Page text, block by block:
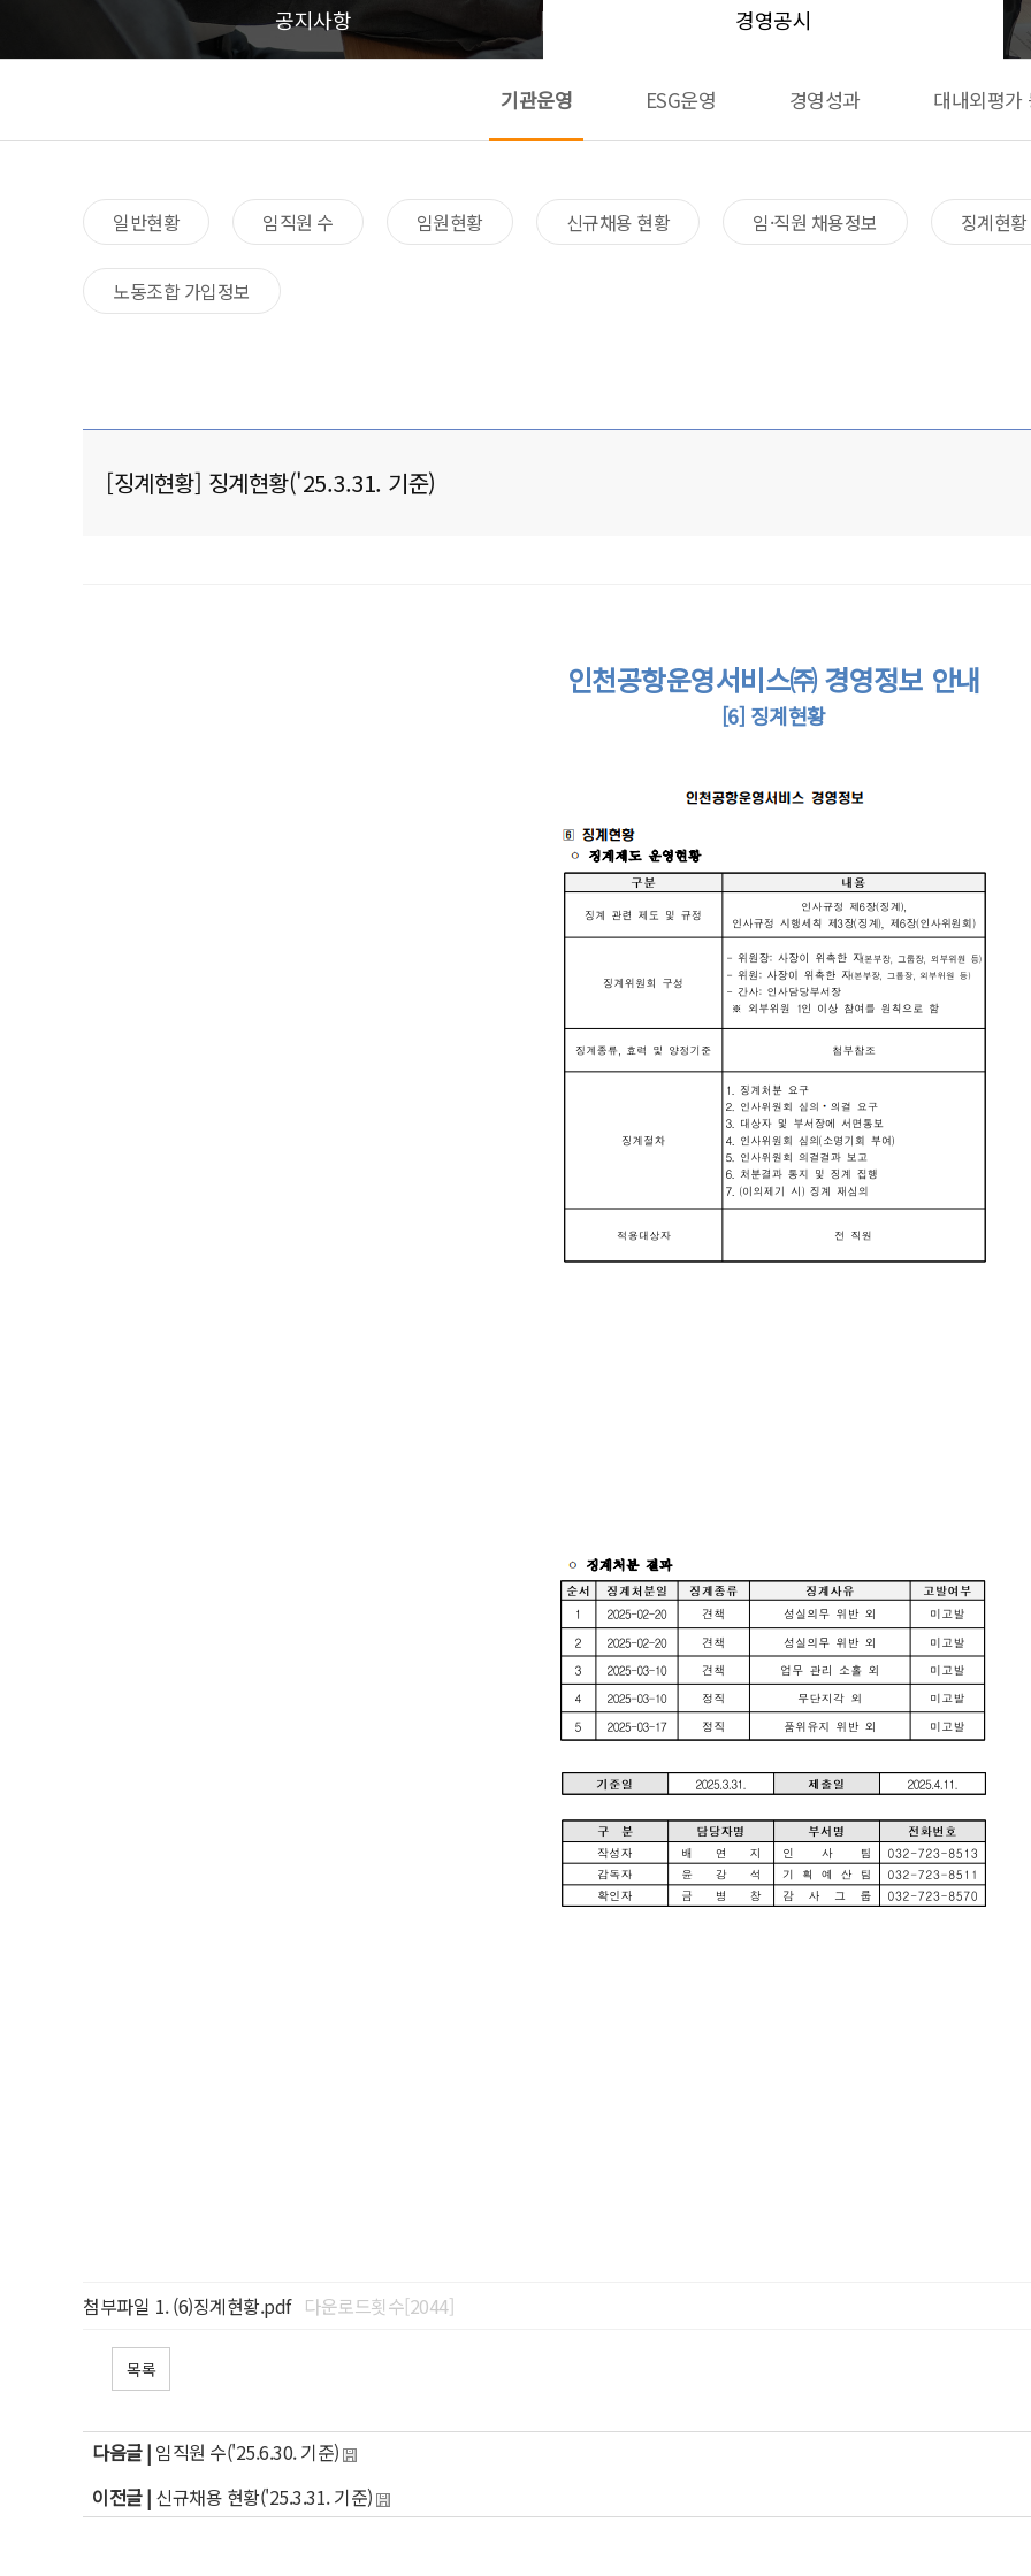
공지사항 경영공시
기관운영 ESG운영 경영성과 대내외평가
일반현황​ 임직원 수​ 임원현황​ 신규채용 현황​ 임·직원 채용정보 징계현황
노동조합 가입정보
[징계현황] 징계현황('25.3.31. 기준)
인천공항운영서비스㈜ 경영정보 안내
[6] 징계현황
첨부파일 (6)징계현황.pdf 다운로드횟수[2044]
목록
다음글 | 임직원 수('25.6.30. 기준)
이전글 | 신규채용 현황('25.3.31. 기준)